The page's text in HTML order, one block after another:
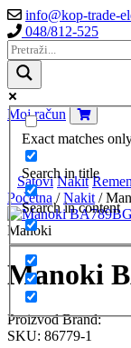
info@kop-trade-
048/812-525
Exact matches
Search in title
Search in content
Moj račun
Satovi Nakit
Početna /Nakit /
Manoki
Manoki
SKU: 86779-1
Proizvod Brand: